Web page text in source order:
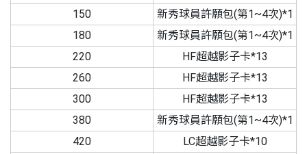
150
新秀球員許願包(第1~4次)*1
180
新秀球員許願包(第1~4次)*1
220
HF超越影子卡*13
260
HF超越影子卡*13
300
HF超越影子卡*13
380
新秀球員許願包(第1~4次)*1
420
LC超越影子卡*10